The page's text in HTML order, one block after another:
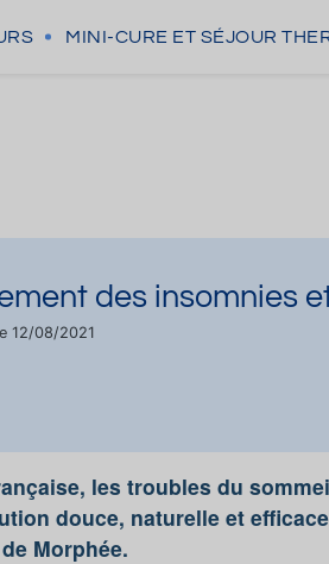
MINI-CURE ET SÉJOUR
des insomnies
12/08/2021
les troubles du
douce, naturelle et
de Morphée.